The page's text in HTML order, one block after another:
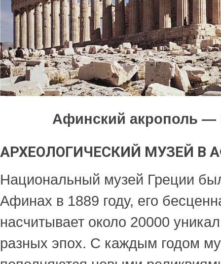
Афинский акрополь
АРХЕОЛОГИЧЕСКИЙ МУЗЕЙ В
Национальный музей Греции
Афинах в 1889 году, его
насчитывает около 20000
разных эпох. С каждым годом